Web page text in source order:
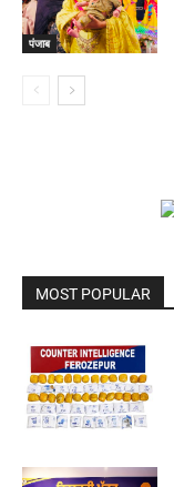
पंजाब
MOST POPULAR